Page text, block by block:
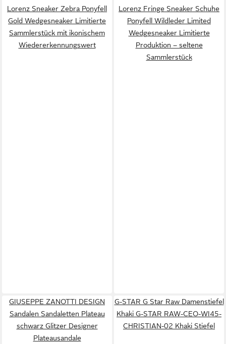
Lorenz Sneaker Zebra Ponyfell
Gold Wedgesneaker Limitierte
Sammlerstück mit ikonischem
Wiedererkennungswert
Lorenz Fringe Sneaker Schuhe
Ponyfell Wildleder Limited
Wedgesneaker Limitierte
Produktion – seltene
Sammlerstück
GIUSEPPE ZANOTTI DESIGN
Sandalen Sandaletten Plateau
schwarz Glitzer Designer
Plateausandale
G-STAR G Star Raw Damenstiefel
Khaki G-STAR RAW-CEO-WI45-
CHRISTIAN-02 Khaki Stiefel